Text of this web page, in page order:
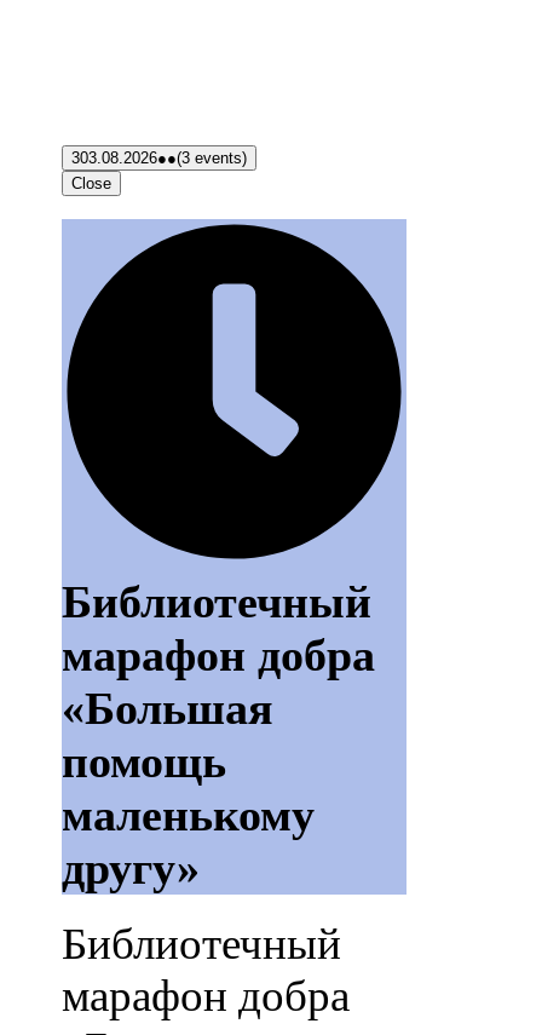
303.08.2026●●(3 events)
Close
Библиотечный
марафон добра
«Большая
помощь
маленькому
другу»
Библиотечный
марафон добра